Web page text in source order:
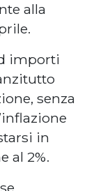
alla
importi
senza
in
al 2%.